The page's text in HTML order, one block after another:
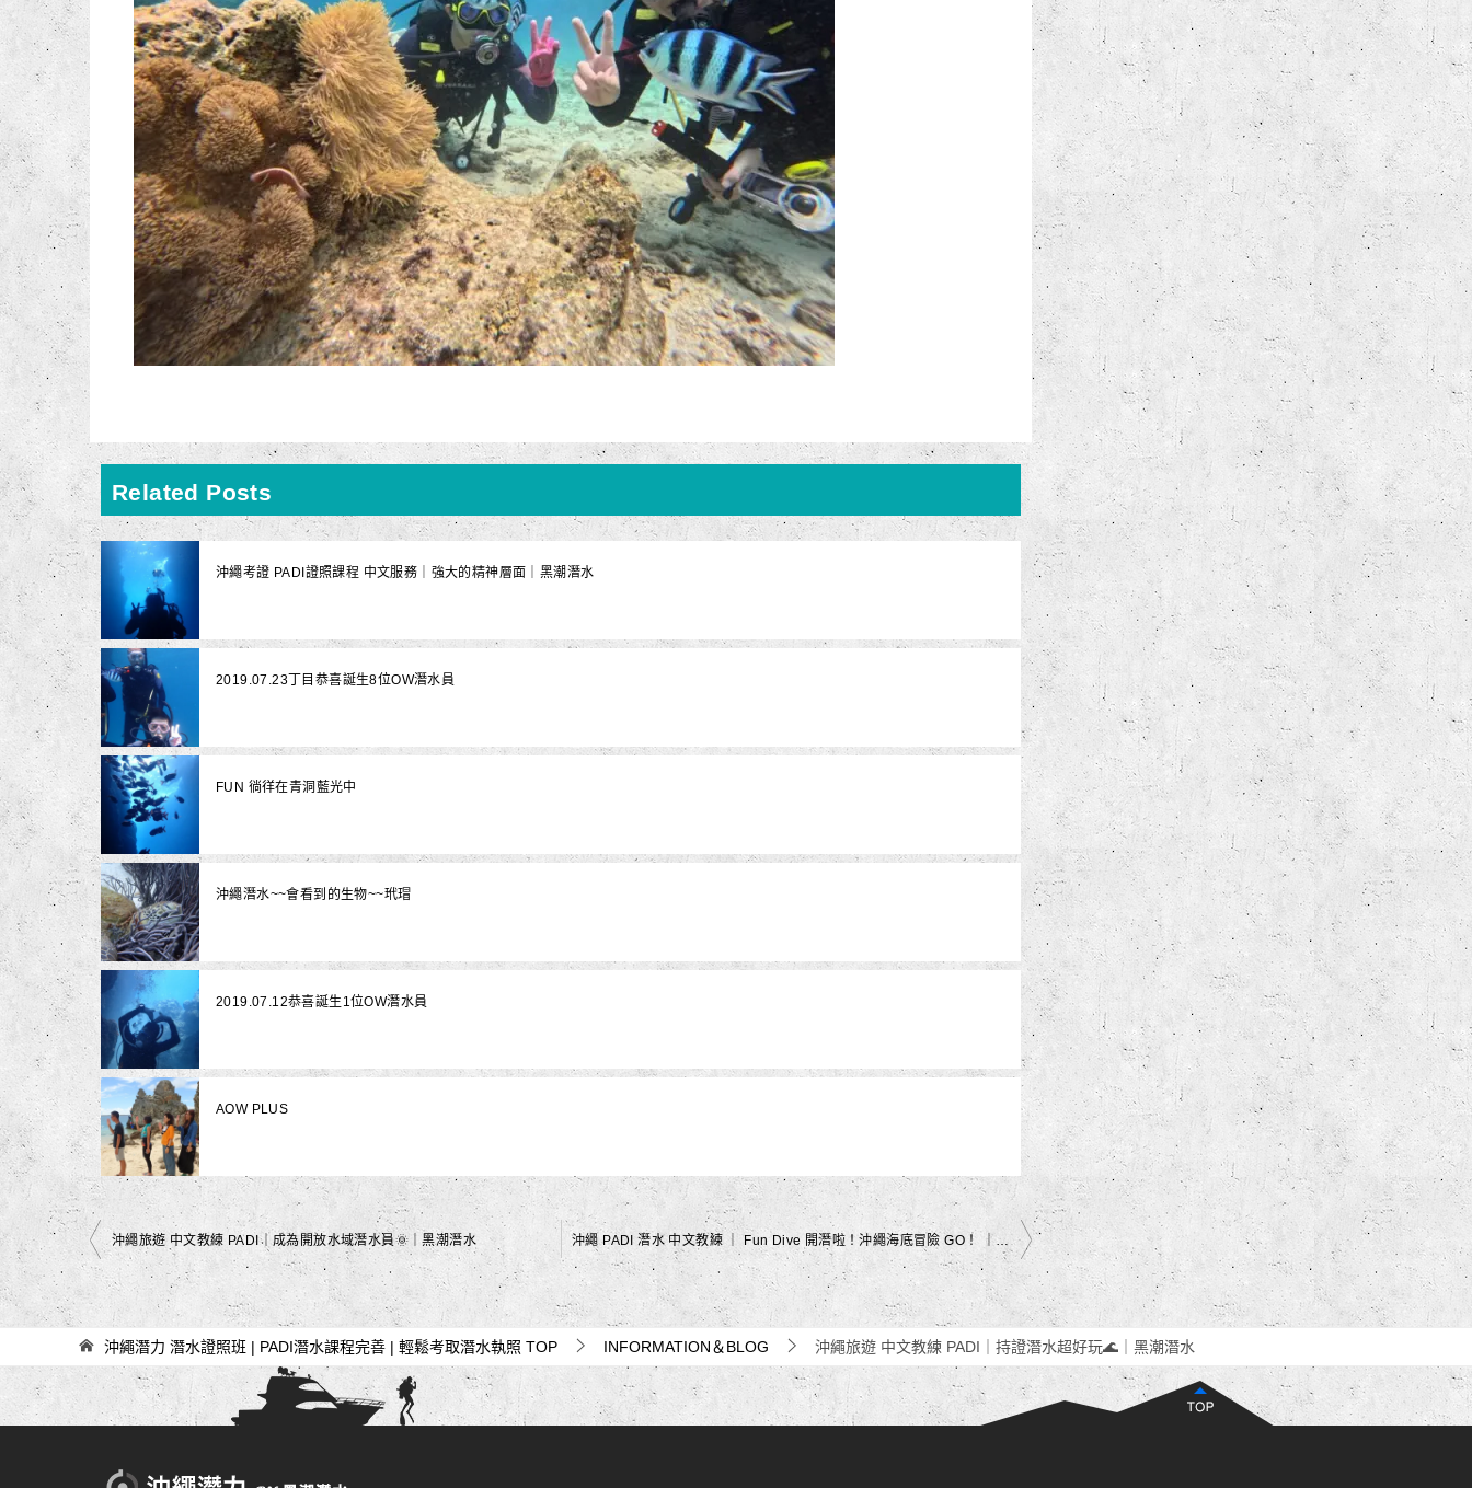
Related Posts
沖繩考證 PADI證照課程 中文服務｜強大的精神層面｜黑潮潛水
2019.07.23丁目恭喜誕生8位OW潛水員
FUN 徜徉在青洞藍光中
沖繩潛水~~會看到的生物~~玳瑁
2019.07.12恭喜誕生1位OW潛水員
AOW PLUS
文
章
導
覽
沖繩旅遊 中文教練 PADI｜成為開放水域潛水員🌞｜黑潮潛水 沖繩 PADI 潛水 中文教練 ｜ Fun Dive 開潛啦！沖繩海底冒險 GO！ ｜黑潮潛水
沖繩潛力 潛水證照班 | PADI潛水課程完善 | 輕鬆考取潛水執照 TOP INFORMATION＆BLOG 沖繩旅遊 中文教練 PADI｜持證潛水超好玩🌊｜黑潮潛水